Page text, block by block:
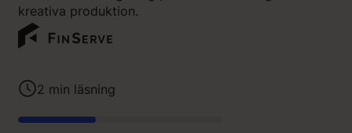
kreativa produktion.
2 min läsning